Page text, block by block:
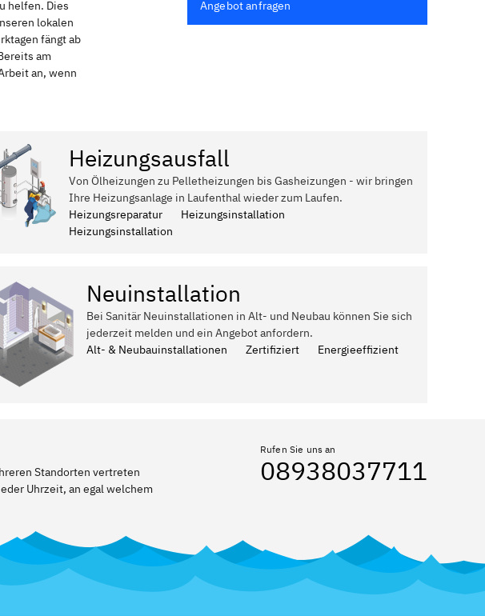
helfen. Dies
lokalen
fängt ab
am
an, wenn
Angebot anfragen
Heizungsausfall
Von Ölheizungen zu Pelletheizungen bis Gasheizungen - wir bringen
Ihre Heizungsanlage in Laufenthal wieder zum Laufen.
Heizungsreparatur
Heizungsinstallation
Heizungsinstallation
Neuinstallation
Bei Sanitär Neuinstallationen in Alt- und Neubau können Sie sich
jederzeit melden und ein Angebot anfordern.
Alt- & Neubauinstallationen
Zertifiziert Energieeffizient
Standorten vertreten
Uhrzeit, an egal welchem
Rufen Sie uns an
08938037711